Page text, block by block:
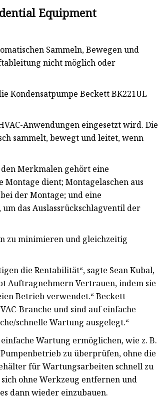
Equipment
Sammeln, Bewegen und
nicht möglich oder
Kondensatpumpe Beckett BK221UL
Anwendungen eingesetzt wird. Die
sammelt, bewegt und leitet, wenn
Merkmalen gehört eine
dient; Montagelaschen aus
der Montage; und eine
das Auslassrückschlagventil der
zu minimieren und gleichzeitig
die Rentabilität“, sagte Sean Kubal,
Auftragnehmern Vertrauen, indem sie
Betrieb verwendet.“ Beckett-
Branche und sind auf einfache
schnelle Wartung ausgelegt.“
Wartung ermöglichen, wie z. B.
zu überprüfen, ohne die
für Wartungsarbeiten schnell zu
ohne Werkzeug entfernen und
dann wieder einzubauen.